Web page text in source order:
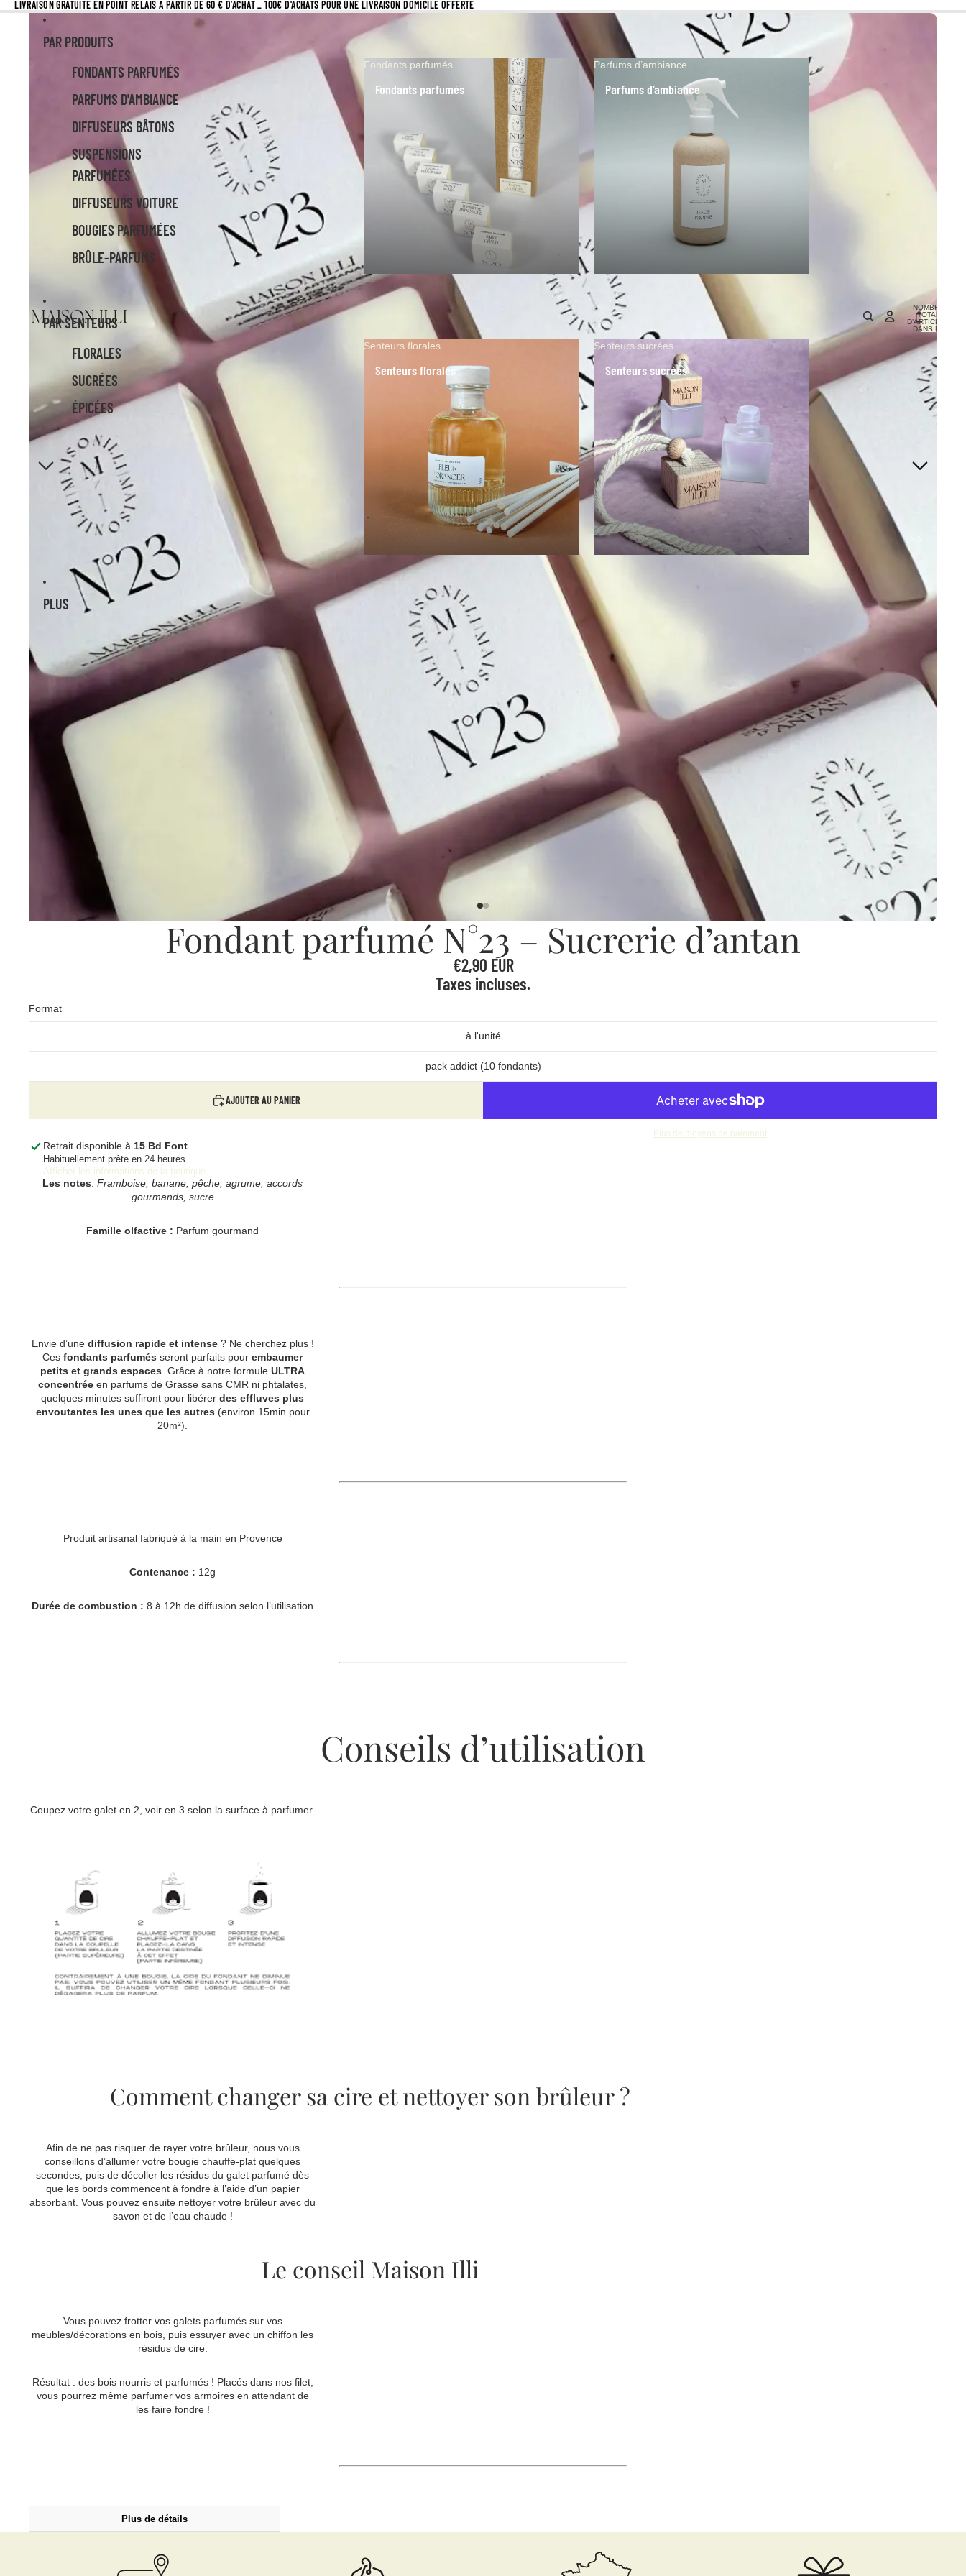
LIVRAISON GRATUITE EN POINT RELAIS À PARTIR DE 60 € D’ACHAT _ 100€ D'ACHATS POUR UNE LIVRAISON DOMICILE OFFERTE
PAR PRODUITS
FONDANTS PARFUMÉS
PARFUMS D'AMBIANCE
DIFFUSEURS BÂTONS
SUSPENSIONS
PARFUMÉES
DIFFUSEURS VOITURE
BOUGIES PARFUMÉES
BRÛLE-PARFUMS
Fondants parfumés
Fondants parfumés
Parfums d’ambiance
Parfums d’ambiance
PAR SENTEURS
FLORALES
SUCRÉES
ÉPICÉES
Senteurs florales
Senteurs florales
Senteurs sucrées
Senteurs sucrées
PLUS
NOMBRE
TOTAL
D’ARTICLES
DANS LE
PANIER: 0
Fondant parfumé N°23 – Sucrerie d’antan
€2,90 EUR
Taxes incluses.
Format
à l'unité
pack addict (10 fondants)
AJOUTER AU PANIER
Plus de moyens de paiement
Retrait disponible à 15 Bd Font
Habituellement prête en 24 heures
Afficher les informations de la boutique
Les notes: Framboise, banane, pêche, agrume, accords
gourmands, sucre
Famille olfactive : Parfum gourmand
Envie d’une diffusion rapide et intense ? Ne cherchez plus !
Ces fondants parfumés seront parfaits pour embaumer
petits et grands espaces . Grâce à notre formule ULTRA
concentrée en parfums de Grasse sans CMR ni phtalates,
quelques minutes suffiront pour libérer des effluves plus
envoutantes les unes que les autres (environ 15min pour
20m²).
Produit artisanal fabriqué à la main en Provence
Contenance : 12g
Durée de combustion : 8 à 12h de diffusion selon l’utilisation
Conseils d’utilisation
Coupez votre galet en 2, voir en 3 selon la surface à parfumer.
Comment changer sa cire et nettoyer son brûleur ?
Afin de ne pas risquer de rayer votre brûleur, nous vous
conseillons d’allumer votre bougie chauffe-plat quelques
secondes, puis de décoller les résidus du galet parfumé dès
que les bords commencent à fondre à l’aide d’un papier
absorbant. Vous pouvez ensuite nettoyer votre brûleur avec du
savon et de l’eau chaude !
Le conseil Maison Illi
Vous pouvez frotter vos galets parfumés sur vos
meubles/décorations en bois, puis essuyer avec un chiffon les
résidus de cire.
Résultat : des bois nourris et parfumés ! Placés dans nos filet,
vous pourrez même parfumer vos armoires en attendant de
les faire fondre !
Plus de détails